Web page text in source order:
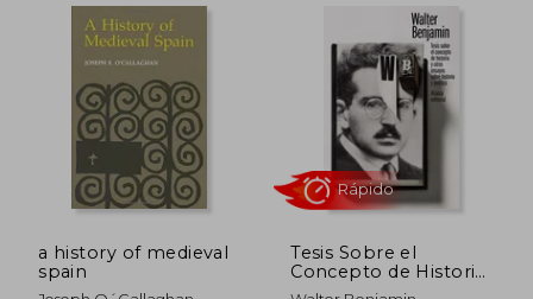
dcto. 17,00 €
5%
dcto.
a history of medieval
spain
Tesis Sobre el
Concepto de Historia
y Otros Ensayos